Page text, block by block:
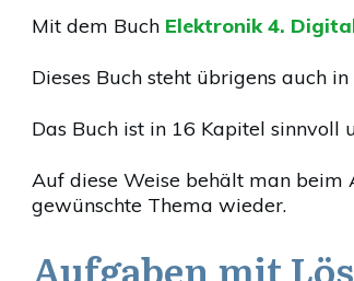
Mit dem Buch Elektronik 4.
Dieses Buch steht übrigens auch
Das Buch ist in 16 Kapitel
Auf diese Weise behält man beim
gewünschte Thema wieder.
Aufgaben mit